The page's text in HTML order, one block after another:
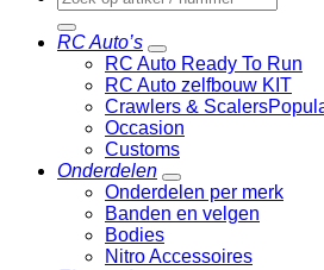
naar:
RC Auto’s
RC Auto Ready To Run
RC Auto zelfbouw KIT
Crawlers & Scalers
Occasion
Customs
Onderdelen
Onderdelen per merk
Banden en velgen
Bodies
Nitro Accessoires